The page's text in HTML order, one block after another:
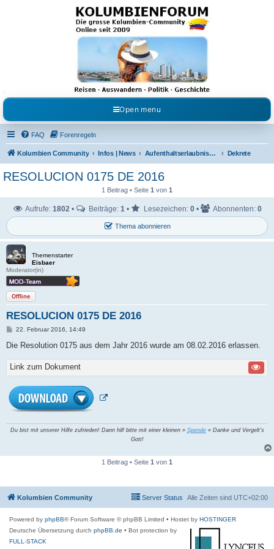
Kolumbienforum - Das
grosse Forum der
Freunde Kolumbiens
Reisen, Auswandern, Kultur, Politik, Geschichte und Visum in Kolumbien und Venezuela.
Austausch, Erfahrungen und Gemeinschaft im Kolumbienforum
Open menu
FAQ Forenregeln
Kolumbien Community Infos | News Aufenthaltserlaubnisse / Visen für Kolumbien Dekrete
RESOLUCION 0175 DE 2016
1 Beitrag • Seite 1 von 1
Thema abonnieren
Aufrufe: 1802 • Beiträge: 1 • Lesezeichen: 0• Abonnenten: 0
Themenstarter
Eisbaer
Moderator(in)
Offline
RESOLUCION 0175 DE 2016
B
i
a
22. Februar 2016, 14:49
Die Resolution 0175 aus dem Jahr 2016 wurde am 08.02.2016 erlassen.
Link zum Dokument
Du bist mit unserer Hilfe zufrieden! Dann hilf bitte mit einer kleinen » Spende« Danke und Vergelt's
Gott!
1 Beitrag • Seite 1 von 1
Kolumbien Community Alle Zeiten sind UTC+02:00
Server Status
Powered by phpBB® Forum Software © phpBB Limited • Hostet by HOSTINGER
Deutsche Übersetzung durch phpBB.de • Bot protection by
FULL-STACK